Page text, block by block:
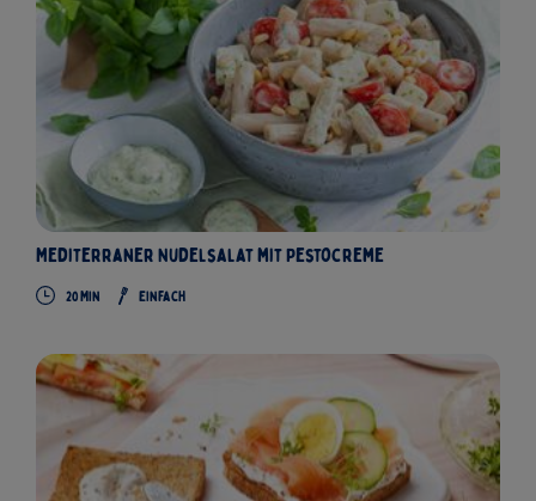
Mediterraner Nudelsalat mit Pestocreme
20 Min Einfach